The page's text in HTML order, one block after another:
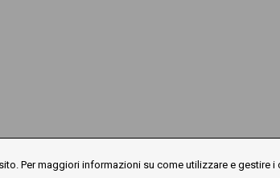
Per maggiori informazioni su come utilizzare e gestire